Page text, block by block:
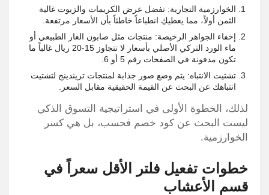
الخوارزمية التجارية: تفضل عرض الكريمات والزيوت غالية
الثمن أولاً، مما يعطيكِ انطباعاً خاطئاً بأن الأسعار مرتفعة.
إخفاء الجواهر الرخيصة: منتجات مثل صابون الغار الطبيعي أو
ماء الورد التركي الأصلي بأسعار لا تتجاوز 15-20 ريال غالباً ما
تكون مدفونة في الصفحات رقم 5 أو 6.
تشتيت الانتباه: يتم وضع صور جذابة لمنتجات تريندينج لتشتيت
انتباهك عن البحث عن القيمة الحقيقية مقابل السعر.
لذلك، الخطوة الأولى في استراتيجية التسوق الذكي
ليست البحث عن كود خصم فحسب، بل هي كسر
الخوارزمية.
خطوات تفعيل فلتر الأقل سعراً في
قسم الأعشاب